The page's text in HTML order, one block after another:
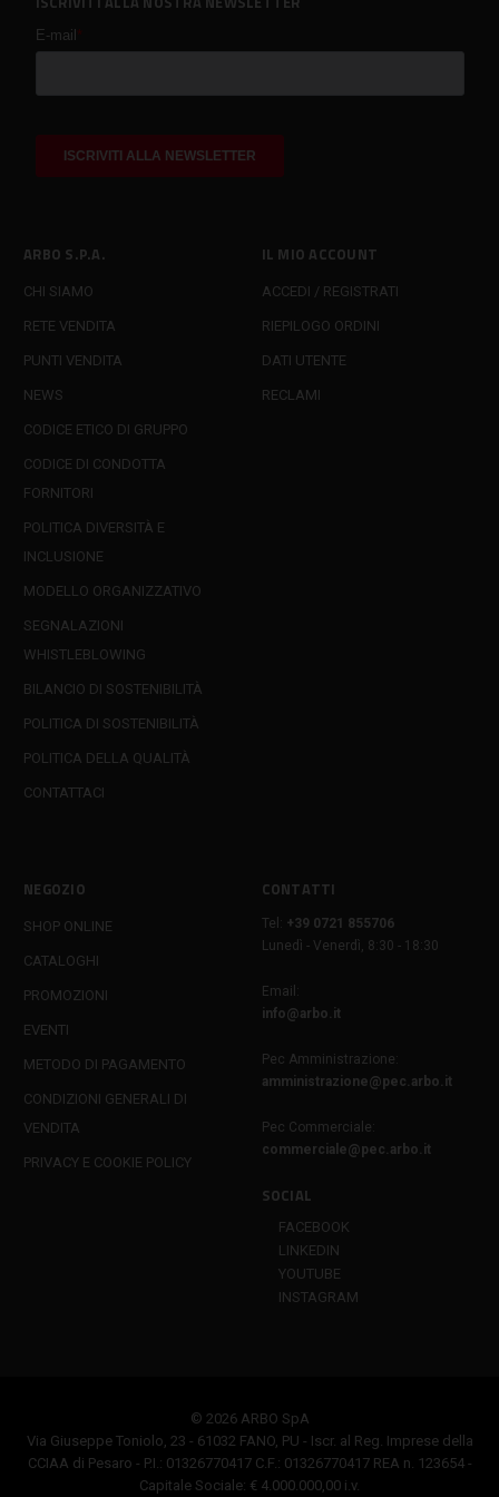
ARBO S.P.A.
CHI SIAMO
RETE VENDITA
PUNTI VENDITA
NEWS
CODICE ETICO DI GRUPPO
CODICE DI CONDOTTA
FORNITORI
POLITICA DIVERSITÀ E
INCLUSIONE
MODELLO ORGANIZZATIVO
SEGNALAZIONI
WHISTLEBLOWING
BILANCIO DI SOSTENIBILITÀ
POLITICA DI SOSTENIBILITÀ
POLITICA DELLA QUALITÀ
CONTATTACI
IL MIO ACCOUNT
ACCEDI / REGISTRATI
RIEPILOGO ORDINI
DATI UTENTE
RECLAMI
NEGOZIO
SHOP ONLINE
CATALOGHI
PROMOZIONI
EVENTI
METODO DI PAGAMENTO
CONDIZIONI GENERALI DI
VENDITA
PRIVACY E COOKIE POLICY
CONTATTI
Tel:
+39 0721 855706
Lunedì - Venerdì, 8:30 - 18:30
Email:
info@arbo.it
Pec Amministrazione:
amministrazione@pec.arbo.it
Pec Commerciale:
commerciale@pec.arbo.it
SOCIAL
FACEBOOK
LINKEDIN
YOUTUBE
INSTAGRAM
© 2026 ARBO SpA
Via Giuseppe Toniolo, 23 - 61032 FANO, PU - Iscr. al Reg. Imprese della
CCIAA di Pesaro - P.I.: 01326770417 C.F.: 01326770417 REA n. 123654 -
Capitale Sociale: € 4.000.000,00 i.v.